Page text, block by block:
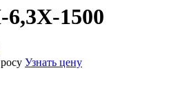
1500
Узнать цену